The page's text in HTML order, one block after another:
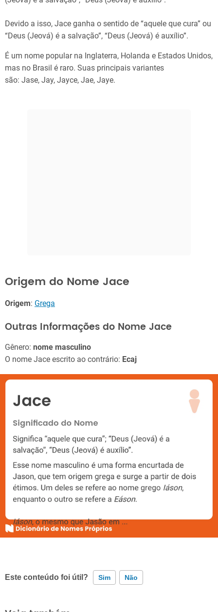
Devido a isso, Jace ganha o sentido de “aquele que cura” ou
“Deus (Jeová) é a salvação”, “Deus (Jeová) é auxílio”.
É um nome popular na Inglaterra, Holanda e Estados Unidos,
mas no Brasil é raro. Suas principais variantes
são: Jase, Jay, Jayce, Jae, Jaye.
Origem do Nome Jace
Origem: Grega
Outras Informações do Nome Jace
Gênero: nome masculino
O nome Jace escrito ao contrário: Ecaj
Este conteúdo foi útil? Sim Não
Este conteúdo contém informação incorreta